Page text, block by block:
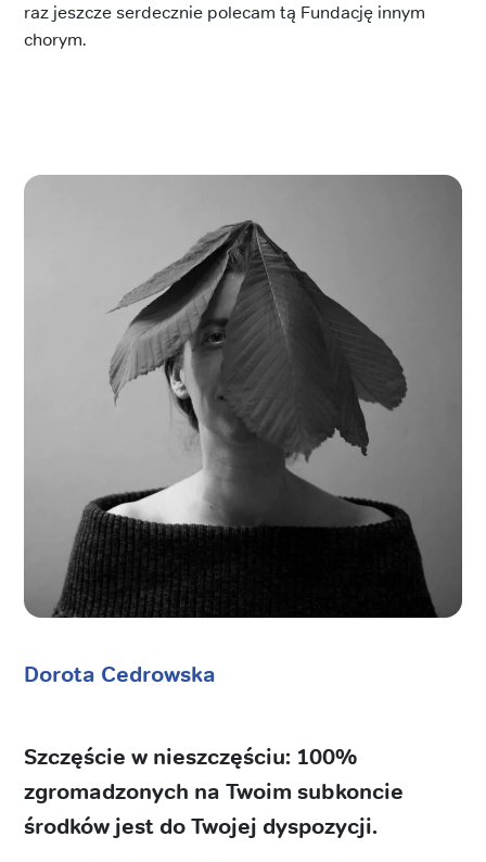
raz jeszcze serdecznie polecam tą Fundację innym
chorym.
Dorota Cedrowska
Szczęście w nieszczęściu: 100%
zgromadzonych na Twoim subkoncie
środków jest do Twojej dyspozycji.